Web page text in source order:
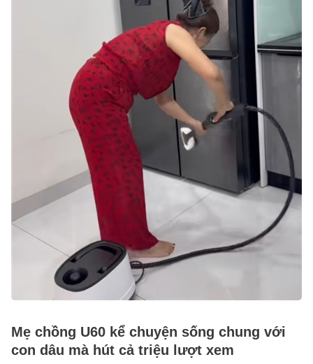
Mẹ chồng U60 kể chuyện sống chung với
con dâu mà hút cả triệu lượt xem